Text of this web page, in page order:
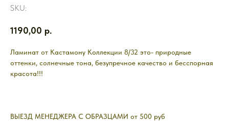
SKU:
1190,00 р.
Ламинат от Кастамону Коллекции 8/32 это- природные
оттенки, солнечные тона, безупречное качество и бесспорная
красота!!!
ВЫЕЗД МЕНЕДЖЕРА С ОБРАЗЦАМИ от 500 руб